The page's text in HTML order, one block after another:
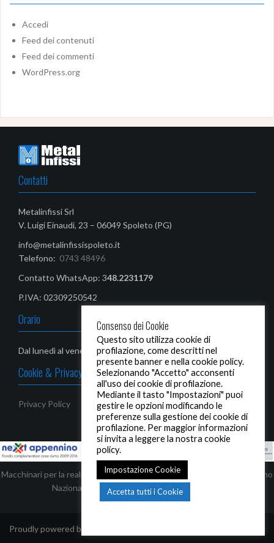
Accedi
Feed dei contenuti
Feed dei commenti
WordPress.org
Contatti
Metalinfissi Srl
V. Luigi Einaudi, 23 – 06049 Spoleto (PG)
info@metalinfissispoleto.it
Telefono: 0743 48496
Contatto WhatsApp: 348.2231179‬
P.IVA: 02309250542
Orario
Dal lunedì al venerdì: 08,00-13,00 / 14,30 - 19,00
Cookie & Privacy Policy
Privacy Policy
Macchinari per la realizzazione di infissi ed automezzi, finanziati dal Piano
Nazionale Complementare - Next Appennino
Proudly powered by WordPress
Consenso dei Cookie
Questo sito utilizza cookie di
profilazione, come descritti nel
presente banner e nella cookie policy.
Selezionando "Accetto" acconsenti
all'uso dei cookie di profilazione.
Mediante il tasto "Impostazioni" puoi
gestire le opzioni modificando le
preferenze sulla gestione dei cookie di
profilazione. Per maggior informazioni
si invita a leggere la nostra cookie
policy.
Impostazione Cookie
Accetta tutti i Cookie